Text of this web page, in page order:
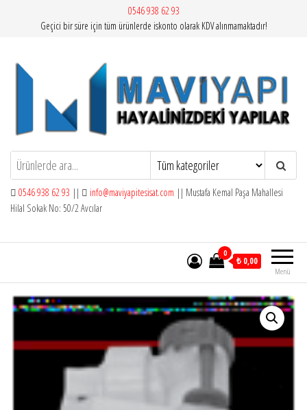
0546 938 62 93
Geçici bir süre için tüm ürünlerde iskonto olarak KDV alınmamaktadır!
Mavi Yapı | Vitra Artema
0546 938 62 93 || info@maviyapitesisat.com || Mustafa Kemal Paşa Mahallesi
Hilal Sokak No: 50/2 Avcılar
Menü
0
₺ 0,00